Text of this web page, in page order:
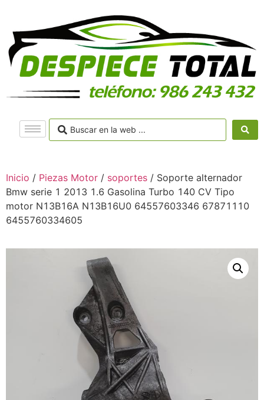
Inicio / Piezas Motor / soportes / Soporte alternador
Bmw serie 1 2013 1.6 Gasolina Turbo 140 CV Tipo
motor N13B16A N13B16U0 64557603346 67871110
6455760334605